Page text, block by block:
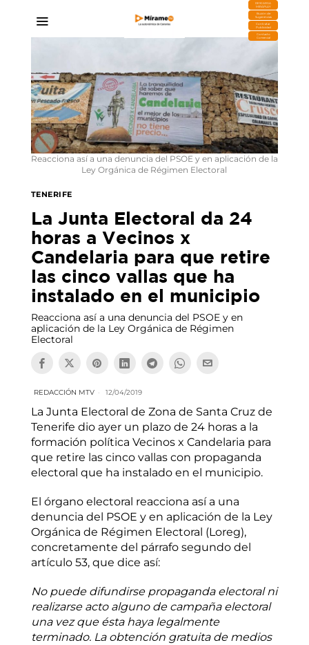
DESCARGA
MIRAPLAY
Buzón de
Sugerencias
Contratar
Publicidad
Contacto
Comercial
Reacciona así a una denuncia del PSOE y en aplicación de la
Ley Orgánica de Régimen Electoral
TENERIFE
La Junta Electoral da 24
horas a Vecinos x
Candelaria para que retire
las cinco vallas que ha
instalado en el municipio
Reacciona así a una denuncia del PSOE y en
aplicación de la Ley Orgánica de Régimen
Electoral
REDACCIÓN MTV 12/04/2019
La Junta Electoral de Zona de Santa Cruz de
Tenerife dio ayer un plazo de 24 horas a la
formación política Vecinos x Candelaria para
que retire las cinco vallas con propaganda
electoral que ha instalado en el municipio.
El órgano electoral reacciona así a una
denuncia del PSOE y en aplicación de la Ley
Orgánica de Régimen Electoral (Loreg),
concretamente del párrafo segundo del
artículo 53, que dice así:
No puede difundirse propaganda electoral ni
realizarse acto alguno de campaña electoral
una vez que ésta haya legalmente
terminado. La obtención gratuita de medios